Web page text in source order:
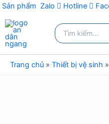
Sản phẩm Zalo Hotline
Nhảy
tới
nội
dung
Tìm
kiếm:
kiếm
Trang chủ » Thiết bị vệ sinh »